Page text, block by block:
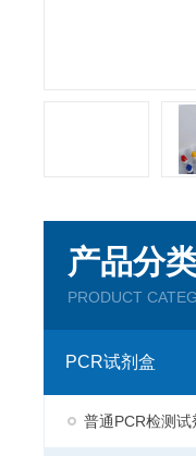
产品分
PRODUCT
PCR试剂盒
普通PCR检测试